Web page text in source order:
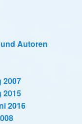
Autoren
2007
2015
2016